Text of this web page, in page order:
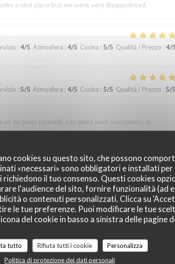
cookies su questo sito, che possono
«necessari» sono obbligatori e installati
il tuo consenso. Questi cookies
l'audience del sito, fornire funzionalità (ad
o contenuti personalizzati. Clicca su
le tue preferenze. Puoi modificare le tue
del cookie in basso a sinistra delle pagine
tutto Rifiuta tutti i cookie
Personalizza
Politica di protezione dei dati personali
a nice place but we were very disappointed.
: 4/5 Atmosfera : 4/5 Cucina : 5/5 Qualità / Prezzo : 4/5
: 5/5 Atmosfera : 4/5 Cucina : 5/5 Qualità / Prezzo : 5/5
de bons conseils. Les plats sont succulents, la
refaire
:4/5 Atmosfera : 4/5 Cucina :4/5 Qualità / Prezzo: 3/
:5/5 Atmosfera:5/5 Cucina 5/5 Qualità / Prezzo